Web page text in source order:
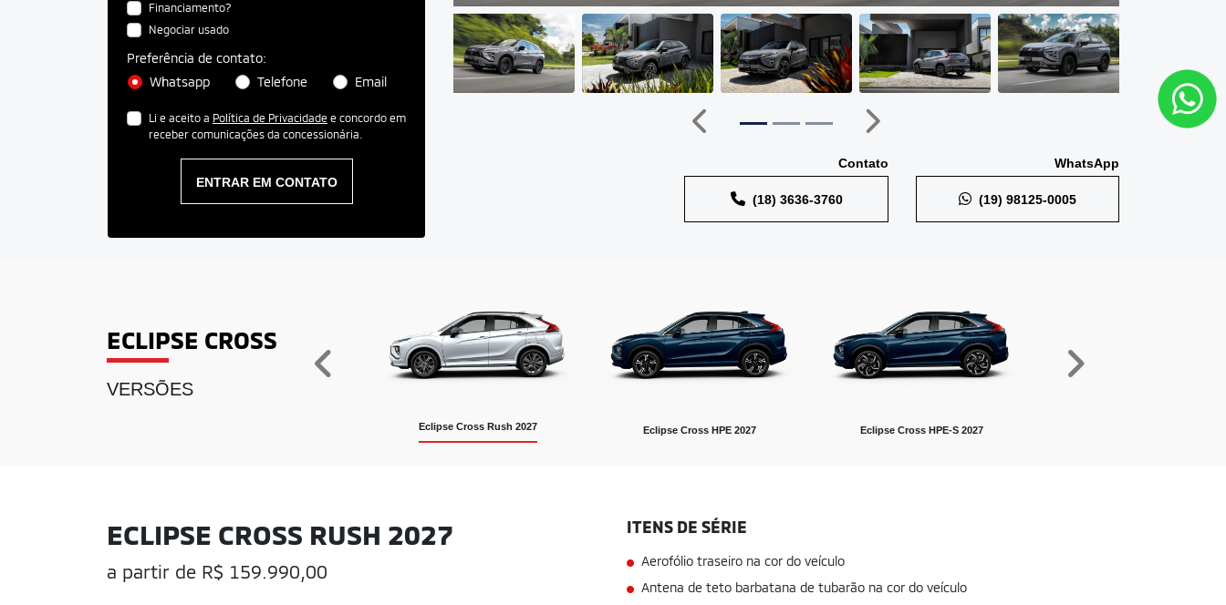
Financiamento?
Negociar usado
Preferência de contato:
Whatsapp
Telefone Email
Li e aceito a Política de Privacidade e concordo em
receber comunicações da concessionária.
ENTRAR EM CONTATO
Anterior
Próximo
Contato
(18) 3636-3760
WhatsApp
(19) 98125-0005
ECLIPSE CROSS
VERSÕES
Eclipse Cross Rush 2027 Eclipse Cross HPE 2027 Eclipse Cross HPE-S 2027
Anterior Próximo
ECLIPSE CROSS RUSH 2027
a partir de R$ 159.990,00
ITENS DE SÉRIE
Aerofólio traseiro na cor do veículo
Antena de teto barbatana de tubarão na cor do veículo